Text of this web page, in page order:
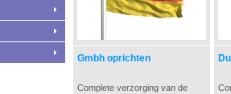
Gmbh oprichten
Complete verzorging van de